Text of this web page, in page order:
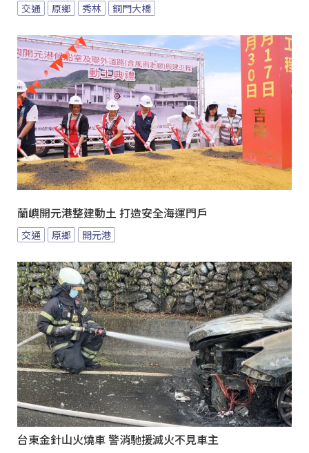
交通 原鄉 秀林 銅門大橋
蘭嶼開元港整建動土 打造安全海運門戶
交通 原鄉 開元港
台東金針山火燒車 警消馳援滅火不見車主